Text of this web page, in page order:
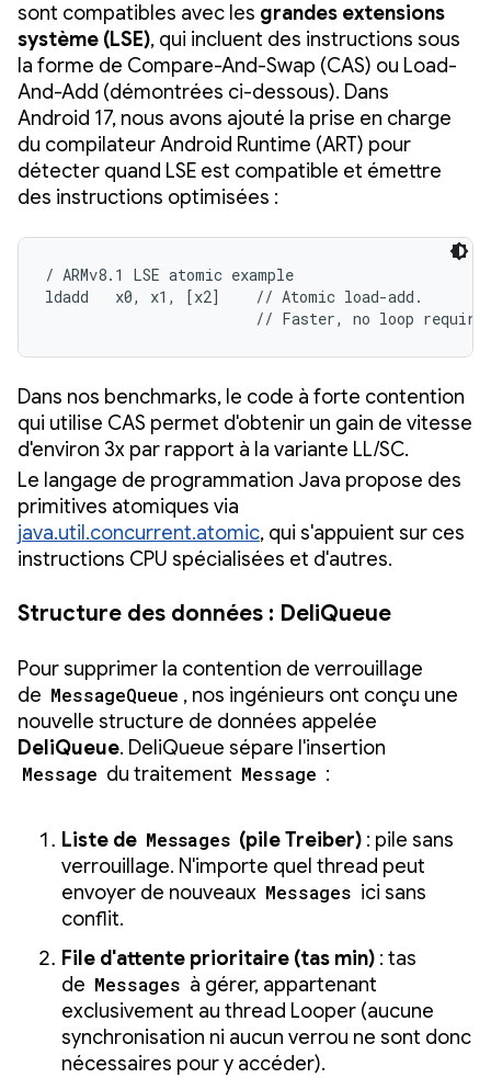
sont compatibles avec les grandes extensions
système (LSE), qui incluent des instructions sous
la forme de Compare-And-Swap (CAS) ou Load-
And-Add (démontrées ci-dessous). Dans
Android 17, nous avons ajouté la prise en charge
du compilateur Android Runtime (ART) pour
détecter quand LSE est compatible et émettre
des instructions optimisées :
/ ARMv8.1 LSE atomic example
ldadd   x0, x1, [x2]    // Atomic load-add.
// Faster, no loop
Dans nos benchmarks, le code à forte contention
qui utilise CAS permet d'obtenir un gain de vitesse
d'environ 3x par rapport à la variante LL/SC.
Le langage de programmation Java propose des
primitives atomiques via
java.util.concurrent.atomic, qui s'appuient sur ces
instructions CPU spécialisées et d'autres.
Structure des données : DeliQueue
Pour supprimer la contention de verrouillage
de MessageQueue , nos ingénieurs ont conçu une
nouvelle structure de données appelée
DeliQueue. DeliQueue sépare l'insertion
Message du traitement Message :
Liste de Messages (pile Treiber) : pile sans
verrouillage. N'importe quel thread peut
envoyer de nouveaux Messages ici sans
conflit.
File d'attente prioritaire (tas min) : tas
de Messages à gérer, appartenant
exclusivement au thread Looper (aucune
synchronisation ni aucun verrou ne sont donc
nécessaires pour y accéder).